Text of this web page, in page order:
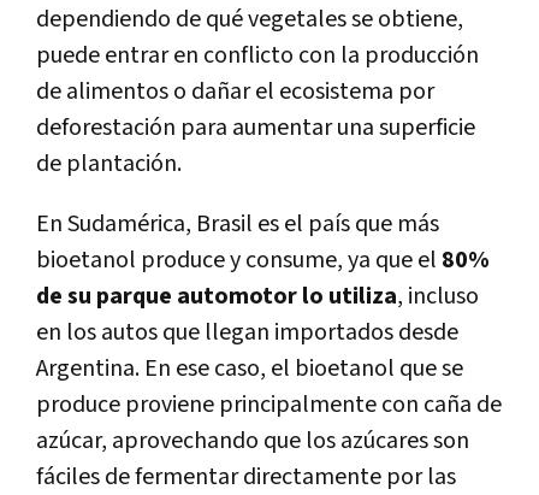
dependiendo de qué vegetales se obtiene,
puede entrar en conflicto con la producción
de alimentos o dañar el ecosistema por
deforestación para aumentar una superficie
de plantación.
En Sudamérica, Brasil es el país que más
bioetanol produce y consume, ya que el 80%
de su parque automotor lo utiliza, incluso
en los autos que llegan importados desde
Argentina. En ese caso, el bioetanol que se
produce proviene principalmente con caña de
azúcar, aprovechando que los azúcares son
fáciles de fermentar directamente por las